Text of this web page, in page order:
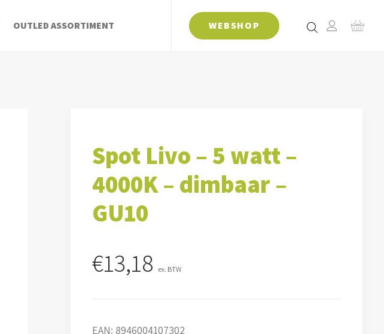
OUTLED ASSORTIMENT WEBSHOP
Spot Livo – 5 watt –
4000K – dimbaar –
GU10
€13,18 ex. BTW
EAN: 8946004107302